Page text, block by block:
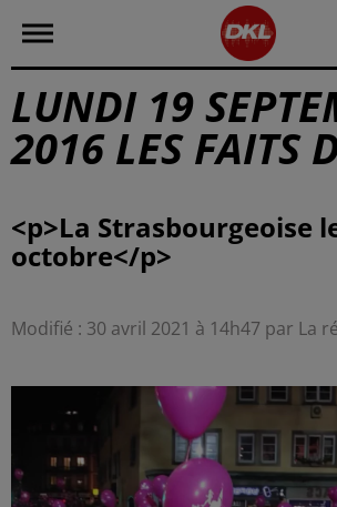
LUNDI 19
2016 LES FAITS
<p>La Strasbourgeoise
Modifié : 30 avril 2021 à 14h47 par La